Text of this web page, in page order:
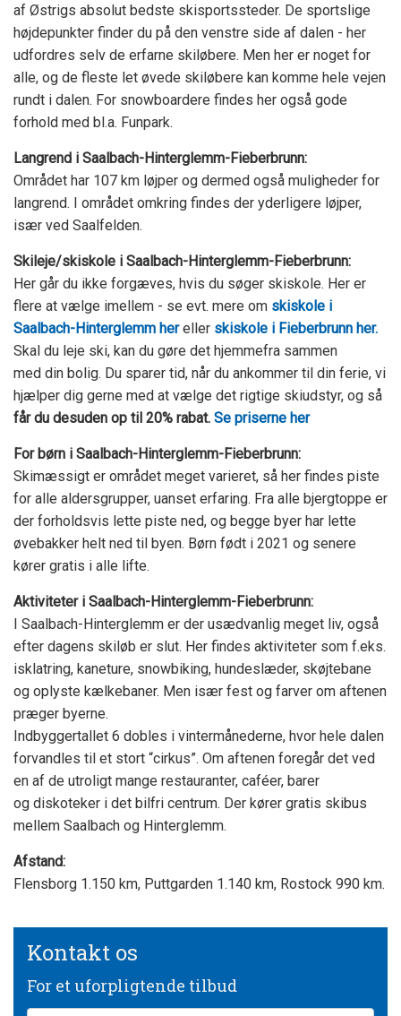
af Østrigs absolut bedste skisportssteder. De sportslige
højdepunkter finder du på den venstre side af dalen - her
udfordres selv de erfarne skiløbere. Men her er noget for
alle, og de fleste let øvede skiløbere kan komme hele vejen
rundt i dalen. For snowboardere findes her også gode
forhold med bl.a. Funpark.
Langrend i Saalbach-Hinterglemm-Fieberbrunn:
Området har 107 km løjper og dermed også muligheder for
langrend. I området omkring findes der yderligere løjper,
især ved Saalfelden.
Skileje/skiskole i Saalbach-Hinterglemm-Fieberbrunn:
Her går du ikke forgæves, hvis du søger skiskole. Her er
flere at vælge imellem - se evt. mere om skiskole i
Saalbach-Hinterglemm hereller skiskole i Fieberbrunn her.
Skal du leje ski, kan du gøre det hjemmefra sammen
med din bolig. Du sparer tid, når du ankommer til din ferie, vi
hjælper dig gerne med at vælge det rigtige skiudstyr, og så
får du desuden op til 20% rabat. Se priserne her
For børn i Saalbach-Hinterglemm-Fieberbrunn:
Skimæssigt er området meget varieret, så her findes piste
for alle aldersgrupper, uanset erfaring. Fra alle bjergtoppe er
der forholdsvis lette piste ned, og begge byer har lette
øvebakker helt ned til byen. Børn født i 2021 og senere
kører gratis i alle lifte.
Aktiviteter i Saalbach-Hinterglemm-Fieberbrunn:
I Saalbach-Hinterglemm er der usædvanlig meget liv, også
efter dagens skiløb er slut. Her findes aktiviteter som f.eks.
isklatring, kaneture, snowbiking, hundeslæder, skøjtebane
og oplyste kælkebaner. Men især fest og farver om aftenen
præger byerne.
Indbyggertallet 6 dobles i vintermånederne, hvor hele dalen
forvandles til et stort “cirkus”. Om aftenen foregår det ved
en af de utroligt mange restauranter, caféer, barer
og diskoteker i det bilfri centrum. Der kører gratis skibus
mellem Saalbach og Hinterglemm.
Afstand:
Flensborg 1.150 km, Puttgarden 1.140 km, Rostock 990 km.
Kontakt os
For et uforpligtende tilbud